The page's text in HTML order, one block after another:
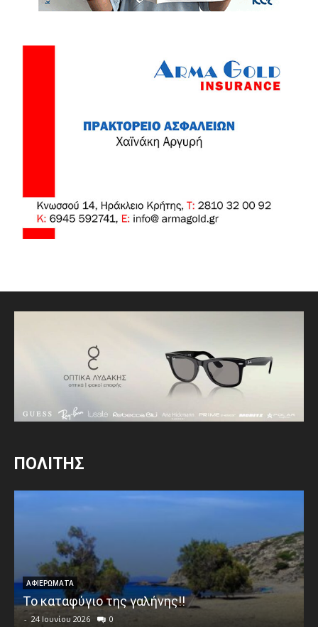
ΠΟΛΙΤΗΣ
ΑΦΙΕΡΩΜΑΤΑ
Το καταφύγιο της γαλήνης!!
- 24 Ιουνίου 2026 0